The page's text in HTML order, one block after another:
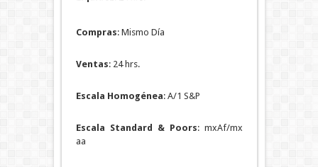
Compras: Mismo Día
Ventas: 24 hrs.
Escala Homogénea: A/1 S&P
Escala Standard & Poors: mxAf/mx
aa